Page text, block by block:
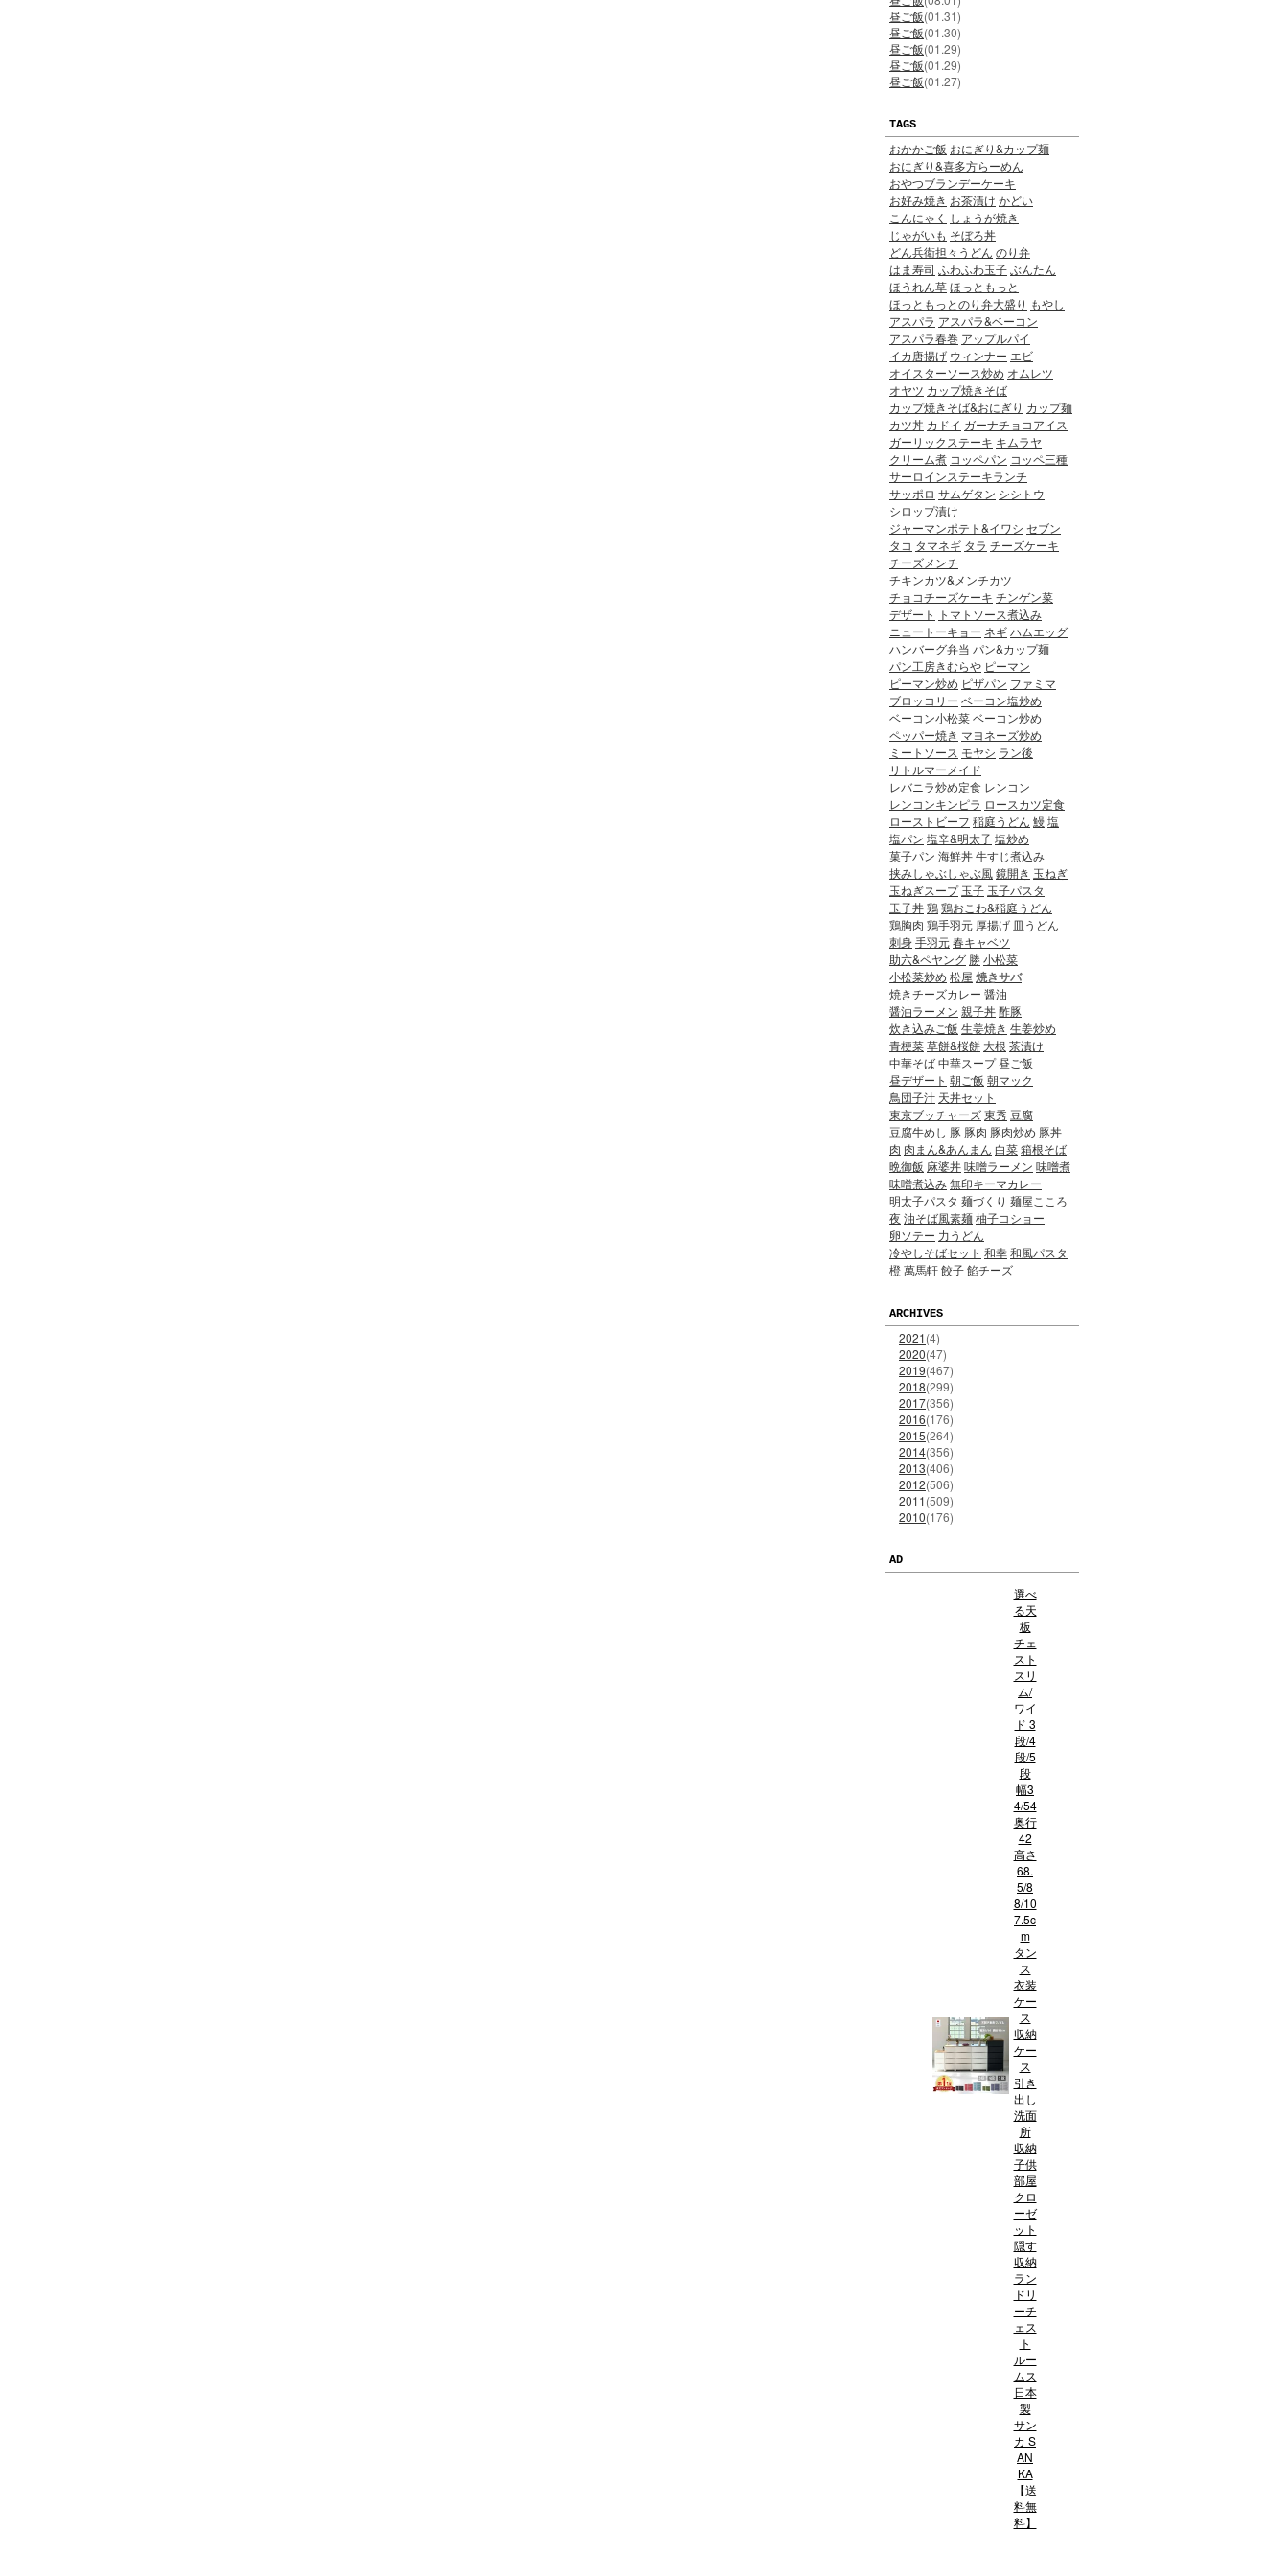
昼ご飯(01.31)
昼ご飯(01.30)
昼ご飯(01.29)
昼ご飯(01.29)
昼ご飯(01.27)
TAGS
おかかご飯 おにぎり&カップ麺
おにぎり&喜多方らーめん
おやつブランデーケーキ
お好み焼き お茶漬け かどい
こんにゃく しょうが焼き
じゃがいも そぼろ丼
どん兵衛担々うどん のり弁
はま寿司 ふわふわ玉子ぶんたん
ほうれん草ほっともっと
ほっともっとのり弁大盛り もやし
アスパラ アスパラ&ベーコン
アスパラ春巻 アップルパイ
イカ唐揚げ ウィンナー エビ
オイスターソース炒め オムレツ
オヤツ カップ焼きそば
カップ焼きそば&おにぎり カップ麺
カツ丼 カドイ ガーナチョコアイス
ガーリックステーキ キムラヤ
クリーム煮 コッペパン コッペ三種
サーロインステーキランチ
サッポロ サムゲタン シシトウ
シロップ漬け
ジャーマンポテト&イワシ セブン
タコ タマネギ タラ チーズケーキ
チーズメンチ
チキンカツ&メンチカツ
チョコチーズケーキ チンゲン菜
デザート トマトソース煮込み
ニュートーキョー ネギハムエッグ
ハンバーグ弁当 パン&カップ麺
パン工房きむらや ピーマン
ピーマン炒め ピザパン ファミマ
ブロッコリー ベーコン塩炒め
ベーコン小松菜ベーコン炒め
ペッパー焼き マヨネーズ炒め
ミートソース モヤシ ラン後
リトルマーメイド
レバニラ炒め定食 レンコン
レンコンキンピラ ロースカツ定食
ローストビーフ 稲庭うどん 鰻塩
塩パン 塩辛&明太子塩炒め
菓子パン 海鮮丼牛すじ煮込み
挟みしゃぶしゃぶ風鏡開き 玉ねぎ
玉ねぎスープ 玉子 玉子パスタ
玉子丼鶏鶏おこわ&稲庭うどん
鶏胸肉 鶏手羽元 厚揚げ 皿うどん
刺身手羽元春キャベツ
助六&ペヤング 勝 小松菜
小松菜炒め 松屋 焼きサバ
焼きチーズカレー 醤油
醤油ラーメン 親子丼酢豚
炊き込みご飯 生姜焼き 生姜炒め
青梗菜草餅&桜餅 大根 茶漬け
中華そば中華スープ昼ご飯
昼デザート 朝ご飯 朝マック
鳥団子汁 天丼セット
東京ブッチャーズ東秀 豆腐
豆腐牛めし 豚 豚肉 豚肉炒め 豚丼
肉 肉まん&あんまん 白菜箱根そば
晩御飯 麻婆丼味噌ラーメン 味噌煮
味噌煮込み無印キーマカレー
明太子パスタ 麺づくり 麺屋こころ
夜油そば風素麺柚子コショー
卵ソテー 力うどん
冷やしそばセット 和幸和風パスタ
橙萬馬軒餃子餡チーズ
ARCHIVES
2021(4)
2020(47)
2019(467)
2018(299)
2017(356)
2016(176)
2015(264)
2014(356)
2013(406)
2012(506)
2011(509)
2010(176)
AD
選べ
る天
板
チェ
スト
スリ
ム/
ワイ
ド 3
段/4
段/5
段
幅3
4/54
奥行
42
高さ
68.
5/8
8/10
7.5c
m
タン
ス
衣装
ケー
ス
収納
ケー
ス
引き
出し
洗面
所
収納
子供
部屋
クロ
ーゼ
ット
隠す
収納
ラン
ドリ
ーチ
ェス
ト
ルー
ムス
日本
製
サン
カ S
AN
KA
【送
料無
料】